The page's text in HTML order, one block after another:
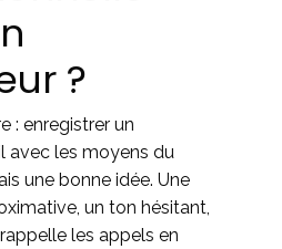
?
: enregistrer un
avec les moyens du
une bonne idée. Une
un ton hésitant,
les appels en